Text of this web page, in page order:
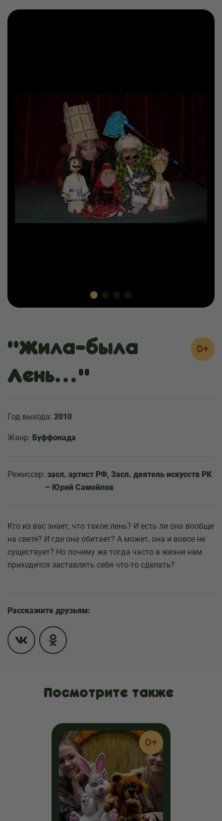
"Жила-была
Лень…"
0+
Год выхода: 2010
Жанр: Буффонада
Режиссер: засл. артист РФ, Засл. деятель искусств РК
– Юрий Самойлов
Кто из вас знает, что такое лень? И есть ли она вообще
на свете? И где она обитает? А может, она и вовсе не
существует? Но почему же тогда часто в жизни нам
приходится заставлять себя что-то сделать?
Расскажите друзьям:
Посмотрите также
0+